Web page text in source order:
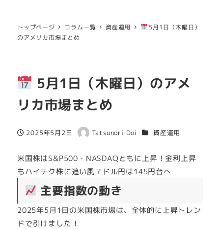
トップページ コラム一覧 資産運用
5月1日（木曜日）
のアメリカ市場まとめ
5月1日（木曜日）のアメ
リカ市場まとめ
投稿日
2025年5月2日
著
Tatsunori Doi カテゴリー
資産運用
米国株はS&P500・NASDAQともに上昇！金利上昇
もハイテク株に追い風？ドル円は145円台へ
主要指数の動き
2025年5月1日の米国株市場は、全体的に上昇トレン
ドで引けました！